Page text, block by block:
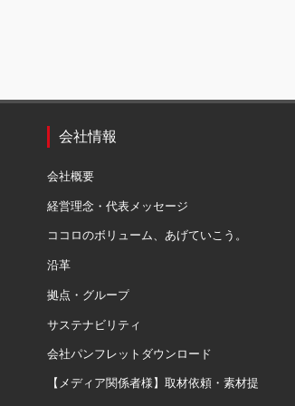
会社情報
会社概要
経営理念・代表メッセージ
ココロのボリューム、あげていこう。
沿革
拠点・グループ
サステナビリティ
会社パンフレットダウンロード
【メディア関係者様】取材依頼・素材提